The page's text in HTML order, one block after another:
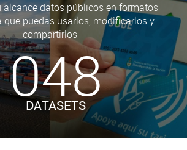
alcance datos públicos en formatos
que puedas usarlos, modificarlos y
compartirlos
048
DATASETS